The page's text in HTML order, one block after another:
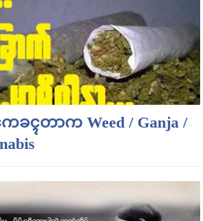
ခၚတာက Weed / Ganja /